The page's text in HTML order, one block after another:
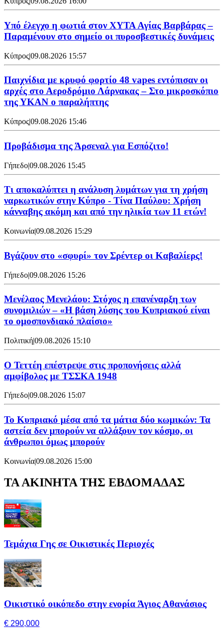
Υπό έλεγχο η φωτιά στον ΧΥΤΑ Αγίας Βαρβάρας –
Παραμένουν στο σημείο οι πυροσβεστικές δυνάμεις
Κύπρος|09.08.2026 15:57
Παιχνίδια με κρυφό φορτίο 48 vapes εντόπισαν οι
αρχές στο Αεροδρόμιο Λάρνακας – Στο μικροσκόπιο
της ΥΚΑΝ ο παραλήπτης
Κύπρος|09.08.2026 15:46
Προβάδισμα της Άρσεναλ για Εσπόζιτο!
Γήπεδο|09.08.2026 15:45
Τι αποκαλύπτει η ανάλυση λυμάτων για τη χρήση
ναρκωτικών στην Κύπρο - Τίνα Παύλου: Χρήση
κάνναβης ακόμη και από την ηλικία των 11 ετών!
Κοινωνία|09.08.2026 15:29
Bγάζουν στο «σφυρί» τον Σρέντερ οι Καβαλίερς!
Γήπεδο|09.08.2026 15:26
Μενέλαος Μενελάου: Στόχος η επανέναρξη των
συνομιλιών – «Η βάση λύσης του Κυπριακού είναι
το ομοσπονδιακό πλαίσιο»
Πολιτική|09.08.2026 15:10
Ο Τεττέη επέστρεψε στις προπονήσεις αλλά
αμφίβολος με ΤΣΣΚΑ 1948
Γήπεδο|09.08.2026 15:07
Το Κυπριακό μέσα από τα μάτια δύο κωμικών: Τα
αστεία δεν μπορούν να αλλάξουν τον κόσμο, οι
άνθρωποι όμως μπορούν
Κοινωνία|09.08.2026 15:00
ΤΑ ΑΚΙΝΗΤΑ ΤΗΣ ΕΒΔΟΜΑΔΑΣ
Τεμάχια Γης σε Οικιστικές Περιοχές
Οικιστικό οικόπεδο στην ενορία Άγιος Αθανάσιος
€ 290,000